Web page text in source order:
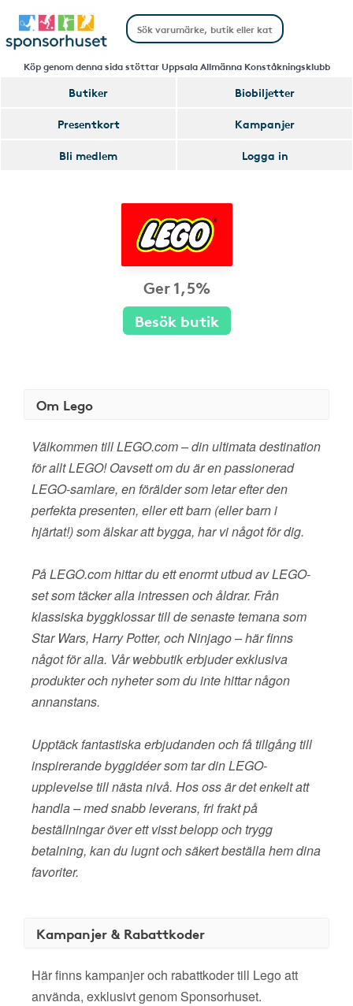
Köp genom denna sida stöttar Uppsala Allmänna Konståkningsklubb
Butiker
Biobiljetter
Presentkort
Kampanjer
Bli medlem
Logga in
Ger 1,5%
Besök butik
Om Lego
Välkommen till LEGO.com – din ultimata destination
för allt LEGO! Oavsett om du är en passionerad
LEGO-samlare, en förälder som letar efter den
perfekta presenten, eller ett barn (eller barn i
hjärtat!) som älskar att bygga, har vi något för dig.
På LEGO.com hittar du ett enormt utbud av LEGO-
set som täcker alla intressen och åldrar. Från
klassiska byggklossar till de senaste temana som
Star Wars, Harry Potter, och Ninjago – här finns
något för alla. Vår webbutik erbjuder exklusiva
produkter och nyheter som du inte hittar någon
annanstans.
Upptäck fantastiska erbjudanden och få tillgång till
inspirerande byggidéer som tar din LEGO-
upplevelse till nästa nivå. Hos oss är det enkelt att
handla – med snabb leverans, fri frakt på
beställningar över ett visst belopp och trygg
betalning, kan du lugnt och säkert beställa hem dina
favoriter.
Kampanjer & Rabattkoder
Här finns kampanjer och rabattkoder till Lego att
använda, exklusivt genom Sponsorhuset.